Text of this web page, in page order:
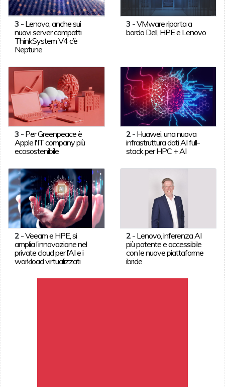
3 - Lenovo, anche sui
nuovi server compatti
ThinkSystem V4 c’è
Neptune
3 -VMware riporta a
bordo Dell, HPE e Lenovo
3 - Per Greenpeace è
Apple l'IT company più
ecosostenibile
2 - Huawei, una nuova
infrastruttura dati AI full-
stack per HPC + AI
2-Veeam e HPE, si
amplia l’innovazione nel
private cloud per l’AI e i
workload virtualizzati
2 - Lenovo, inferenza AI
più potente e accessibile
con le nuove piattaforme
ibride